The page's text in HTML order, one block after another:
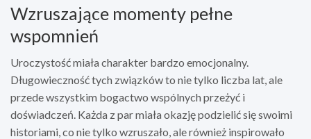
Wzruszające momenty pełne
wspomnień
Uroczystość miała charakter bardzo emocjonalny.
Długowieczność tych związków to nie tylko liczba lat, ale
przede wszystkim bogactwo wspólnych przeżyć i
doświadczeń. Każda z par miała okazję podzielić się swoimi
historiami, co nie tylko wzruszało, ale również inspirowało